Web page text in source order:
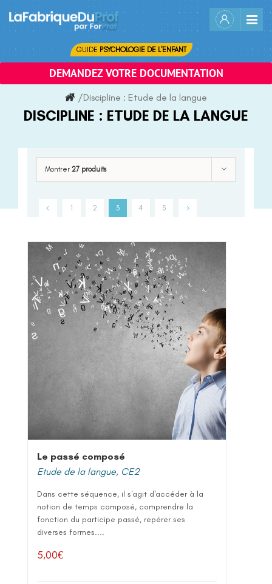
content
GUIDE PSYCHOLOGIE DE L'ENFANT
DEMANDEZ VOTRE DOCUMENTATION
/Discipline : Etude de la langue
DISCIPLINE : ETUDE DE LA LANGUE
Montrer 27 produits
1 2 3 4 5
Le passé composé
Etude de la langue, CE2
Dans cette séquence, il s'agit d'accéder à la
notion de temps composé, comprendre la
fonction du participe passé, repérer ses
diverses formes....
5,00€